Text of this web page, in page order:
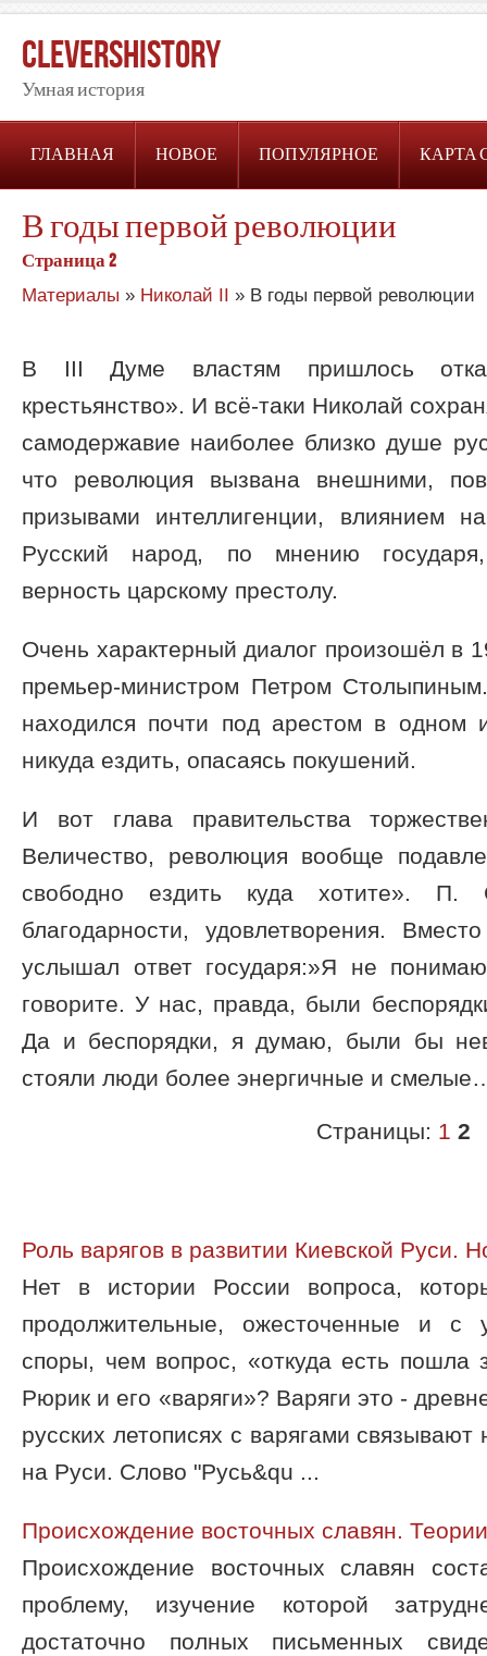
CleversHistory
Умная история
ГЛАВНАЯ НОВОЕ ПОПУЛЯРНОЕ КАРТА
В годы первой революции
Страница 2
Материалы » Николай II » В годы первой революции
В III Думе властям пришлось
крестьянство». И всё-таки Николай
самодержавие наиболее близко душе
что революция вызвана внешними,
призывами интеллигенции, влиянием
Русский народ, по мнению
верность царскому престолу.
Очень характерный диалог произошёл в
премьер-министром Петром
находился почти под арестом в одном
никуда ездить, опасаясь покушений.
И вот глава правительства
Величество, революция вообще
свободно ездить куда хотите». П.
благодарности, удовлетворения.
услышал ответ государя:»Я не
говорите. У нас, правда, были
Да и беспорядки, я думаю, были бы
стояли люди более энергичные и
Страницы: 1 2
Роль варягов в развитии Киевской Руси.
Нет в истории России вопроса,
продолжительные, ожесточенные и с
споры, чем вопрос, «откуда есть пошла
Рюрик и его «варяги»? Варяги это -
русских летописях с варягами связывают
на Руси. Слово "Русь&qu ...
Происхождение восточных славян.
Происхождение восточных славян
проблему, изучение которой
достаточно полных письменных